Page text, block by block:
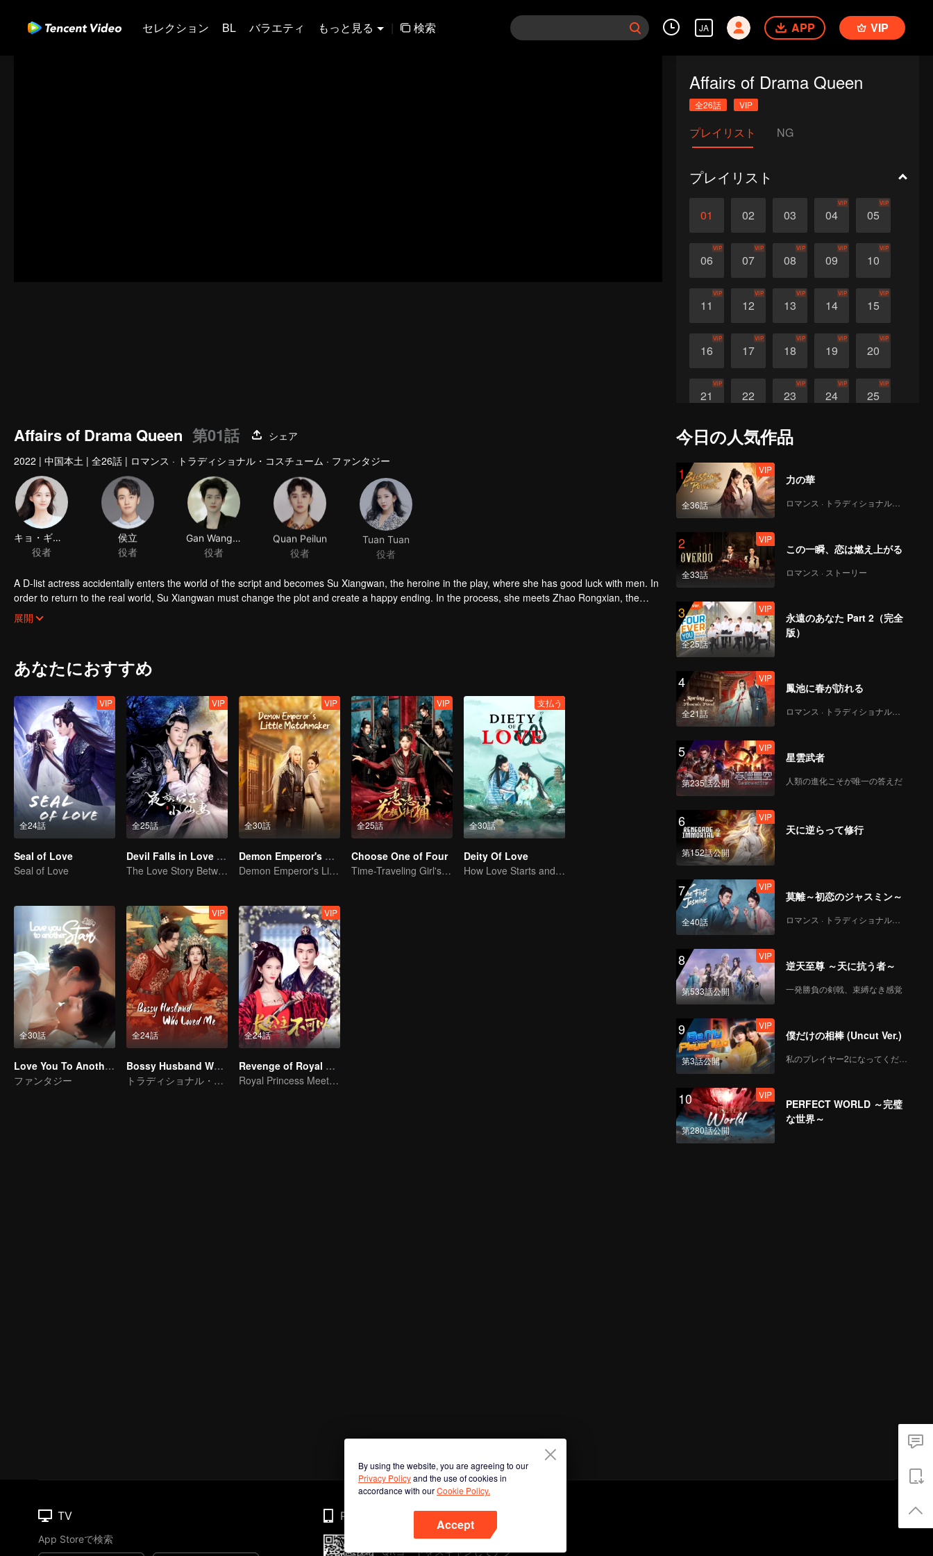
セレクション BL バラエティ もっと見る | 検索 JA APP VIP
Affairs of Drama Queen
全26話 VIP
プレイリスト NG
プレイリスト
01 02 03 04
VIP
05
VIP
06
VIP
07
VIP
08
VIP
09
VIP
10
VIP
11
VIP
12
VIP
13
VIP
14
VIP
15
VIP
16
VIP
17
VIP
18
VIP
19
VIP
20
VIP
21
VIP
22 23
VIP
24
VIP
25
VIP
26
Affairs of Drama Queen 第01話
シェア
2022 | 中国本土 | 全26話 | ロマンス · トラディショナル・コスチューム · ファンタジー
キョ・ギョウダク
役者
侯立
役者
役者
Quan Peilun
役者
Tuan Tuan
役者
A D-list actress accidentally enters the world of the script and becomes Su Xiangwan, the heroine in the play, where she has good luck with men. In
order to return to the real world, Su Xiangwan must change the plot and create a happy ending. In the process, she meets Zhao Rongxian, the
Prince of Yu and then they fall in love…
展開
あなたにおすすめ
全24話
VIP
Seal of Love
Seal of Love
全25話
VIP
Devil Falls in Love with Fairy
The Love Story Between a Lively Fairy and a Cold-faced Devil
全30話
VIP
Demon Emperor's Little Matchmaker
Demon Emperor's Little Matchmaker
全25話
VIP
Choose One of Four
Time-Traveling Girl's Quest to Win Over Four Handsome Men
全30話
支払う
Deity Of Love
How Love Starts and Becomes Obsession
全30話
Love You To Another Star
ファンタジー
全24話
VIP
Bossy Husband Who Loved Me
トラディショナル・コスチューム · コメディー
全24話
VIP
Revenge of Royal Princess
Royal Princess Meets Her Loyal Guard Again After Her Rebirth
今日の人気作品
1
全36話
VIP
力の華
ロマンス · トラディショナル・コスチューム
2
全33話
VIP
この一瞬、恋は燃え上がる
ロマンス · ストーリー
3
全25話
VIP
永遠のあなた Part 2（完全
版）
4
全21話
VIP
鳳池に春が訪れる
ロマンス · トラディショナル・コスチューム
5
第235話公開
VIP
星雲武者
人類の進化こそが唯一の答えだ
6
第152話公開
VIP
天に逆らって修行
7
全40話
VIP
莫離～初恋のジャスミン～
ロマンス · トラディショナル・コスチューム
8
第533話公開
VIP
逆天至尊 ～天に抗う者～
一発勝負の剣戟、束縛なき感覚
9
第3話公開
VIP
僕だけの相棒 (Uncut Ver.)
私のプレイヤー2になってください
10
第280話公開
VIP
PERFECT WORLD ～完璧
な世界～
By using the website, you are agreeing to our
Privacy Policyand the use of cookies in
accordance with ourCookie Policy.
Accept
TV
App Storeで検索
Phone
QRコードをスキャンしてアプ